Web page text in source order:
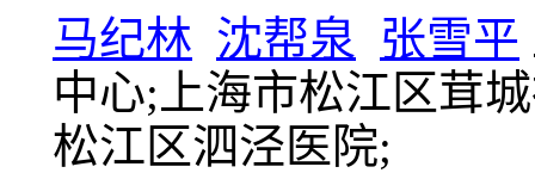
马纪林 沈帮泉 张雪平
中心;上海市松江区茸
松江区泗泾医院;